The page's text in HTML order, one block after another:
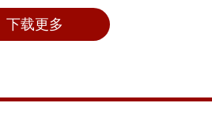
下载更多